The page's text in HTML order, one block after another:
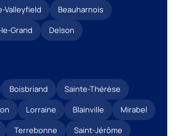
Valleyfield
Beauharnois
Grand
Delson
Boisbriand
Sainte-Thérèse
Lorraine Blainville
Mirabel
Terrebonne
Saint-Jérôme